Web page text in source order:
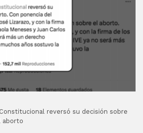
reversó su decisión sobre
aborto